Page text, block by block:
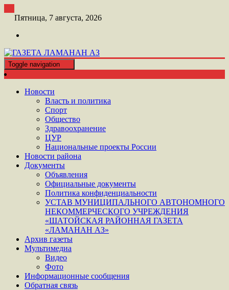
Пятница, 7 августа, 2026
ГАЗЕТА ЛАМАНАН АЗ
ШАТОЙСКАЯ ГАЗЕТА ЛАМАНАН АЗ
Toggle navigation
Новости
Власть и политика
Спорт
Общество
Здравоохранение
ЦУР
Национальные проекты России
Новости района
Документы
Объявления
Официальные документы
Политика конфиденциальности
УСТАВ МУНИЦИПАЛЬНОГО АВТОНОМНОГО
НЕКОММЕРЧЕСКОГО УЧРЕЖДЕНИЯ
«ШАТОЙСКАЯ РАЙОННАЯ ГАЗЕТА
«ЛАМАНАН АЗ»
Архив газеты
Мультимедиа
Видео
Фото
Информационные сообщения
Обратная связь